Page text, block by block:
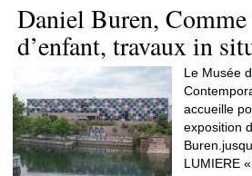
Daniel Buren,
d’enfant, travaux in
Le Musée
accueille
exposition
LUMIERE